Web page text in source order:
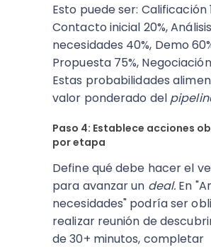
Esto puede ser: Calificación
Contacto inicial 20%,
necesidades 40%, Demo
Propuesta 75%, Negociación
Estas probabilidades
valor ponderado del
Paso 4: Establece acciones
por etapa
Define qué debe hacer el
para avanzar un deal. En
necesidades" podría ser
realizar reunión de
de 30+ minutos, completar